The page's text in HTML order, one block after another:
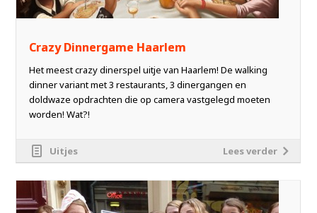
Crazy Dinnergame Haarlem
Het meest crazy dinerspel uitje van Haarlem! De walking
dinner variant met 3 restaurants, 3 dinergangen en
doldwaze opdrachten die op camera vastgelegd moeten
worden! Wat?!
Lees verder
Uitjes